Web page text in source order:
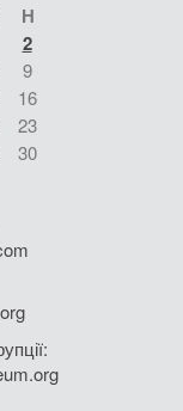
Н
2
9
16
23
30